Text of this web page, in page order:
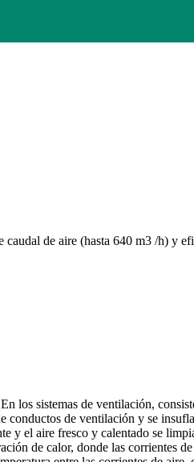
de aire (hasta 640 m3 /h) y
los sistemas de ventilación,
conductos de ventilación y se
y el aire fresco y calentado se
de calor, donde las corrientes